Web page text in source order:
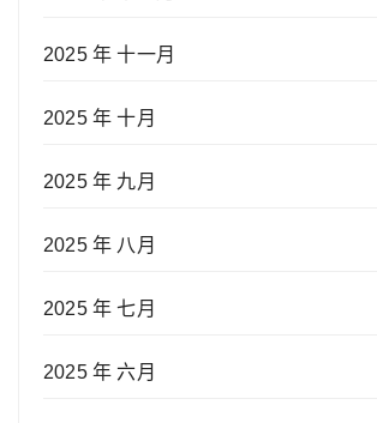
2025 年 十一月
2025 年 十月
2025 年 九月
2025 年 八月
2025 年 七月
2025 年 六月